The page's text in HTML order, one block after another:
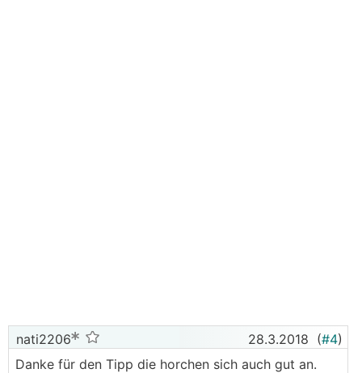
nati2206 28.3.2018 (#4)
Danke für den Tipp die horchen sich auch gut an.